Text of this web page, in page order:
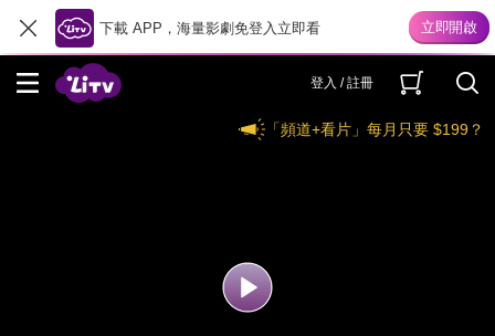
下載 APP，海量影劇免登入立即看
登入 / 註冊
「頻道+看片」每月只要 $199？